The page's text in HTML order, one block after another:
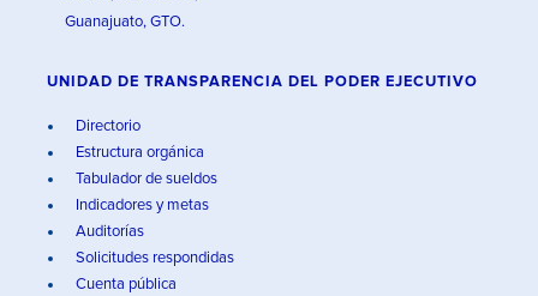
Guanajuato, GTO.
UNIDAD DE TRANSPARENCIA DEL PODER EJECUTIVO
Directorio
Estructura orgánica
Tabulador de sueldos
Indicadores y metas
Auditorías
Solicitudes respondidas
Cuenta pública